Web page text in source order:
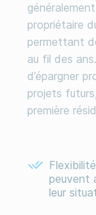
propriétaire
permettant
au fil des
d’épargner
projets
première
peuvent
leur